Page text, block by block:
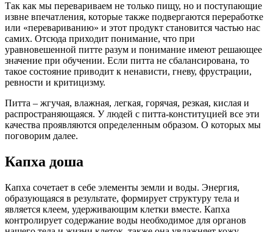
Так как мы перевариваем не только пищу, но и поступающие
извне впечатления, которые также подвергаются переработке
или «перевариванию» и этот продукт становится частью нас
самих. Отсюда приходит понимание, что при
уравновешенной питте разум и понимание имеют решающее
значение при обучении. Если питта не сбалансирована, то
такое состояние приводит к ненависти, гневу, фрустрации,
ревности и критицизму.
Питта – жгучая, влажная, легкая, горячая, резкая, кислая и
распространяющаяся. У людей с питта-конституцией все эти
качества проявляются определенным образом. О которых мы
поговорим далее.
Капха доша
Капха сочетает в себе элементы земли и воды. Энергия,
образующаяся в результате, формирует структуру тела и
является клеем, удерживающим клетки вместе. Капха
контролирует содержание воды необходимое для органов